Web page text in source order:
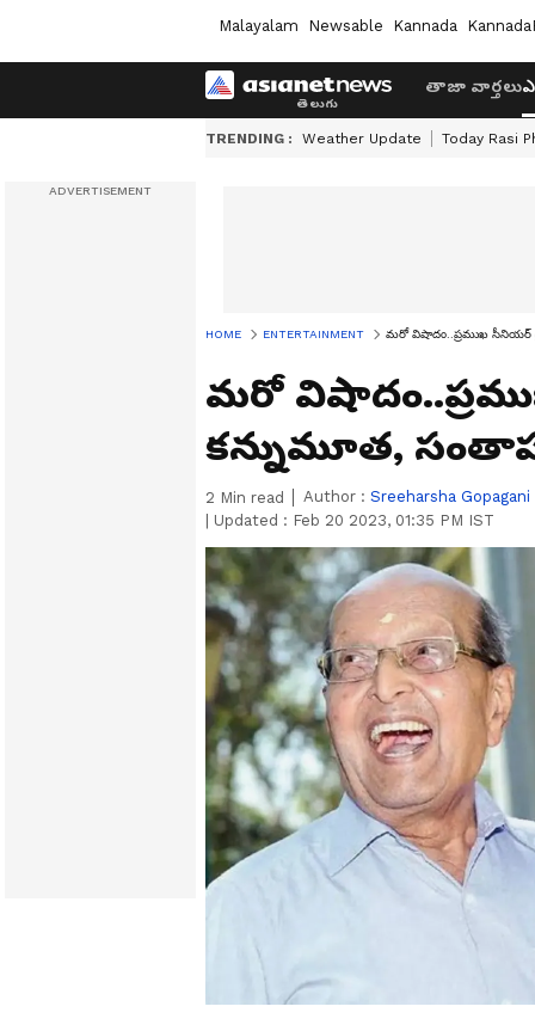
Malayalam Newsable Kannada
తాజా వార్తలు
TRENDING : Weather Update Today Rasi
HOME ENTERTAINMENT మరో విషాదం..ప్రముఖ సీనియర్
మరో
కన్నుమూత,
2 Min read Author : Sreeharsha Gopagani
Updated : Feb 20 2023, 01:35 PM IST